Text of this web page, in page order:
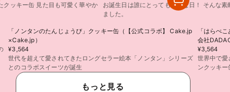
クッキー缶 見た目も可愛く華やか
お誕生日は誰にとっても特別な日！ そんな
ました。
「ノンタンのたんじょうび」クッキー缶（【公式コラボ】 Cake.jp
×Cake.jp）
¥3,564
世代を超えて愛されてきたロングセラー絵本「ノンタン」シリーズ
とのコラボスイーツが誕生
「はらぺ
会社
¥3,564
世界中で愛
ンクッキー
もっと見る